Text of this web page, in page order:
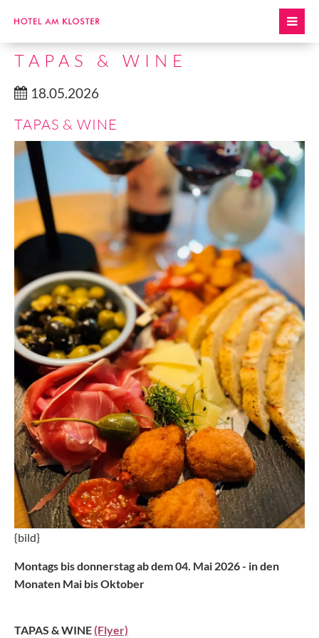
TAPAS & WINE
18.05.2026
TAPAS & WINE
{bild}
Montags bis donnerstag ab dem 04. Mai 2026 - in den
Monaten Mai bis Oktober
TAPAS & WINE(Flyer)